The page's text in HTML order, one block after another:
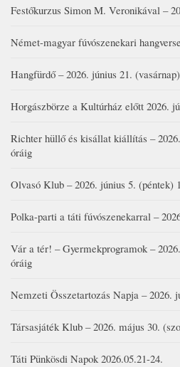
Festőkurzus Simon M. Veronikával –
Német-magyar fúvószenekari
Hangfürdő – 2026. június 21. (vasárnap)
Horgászbörze a Kultúrház előtt 2026.
Richter hüllő és kisállat kiállítás –
óráig
Olvasó Klub – 2026. június 5. (péntek)
Polka-parti a táti fúvószenekarral –
Vár a tér! – Gyermekprogramok –
óráig
Nemzeti Összetartozás Napja – 2026.
Társasjáték Klub – 2026. május 30.
Táti Pünkösdi Napok 2026.05.21-24.